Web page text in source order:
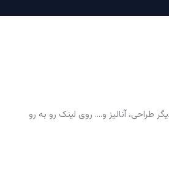
طراحی، آنالیز و…. روی لینک رو به رو